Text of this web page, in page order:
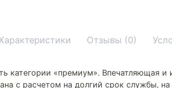
Отзывы (0)
категории «премиум». Впечатляющая
с расчетом на долгий срок службы,